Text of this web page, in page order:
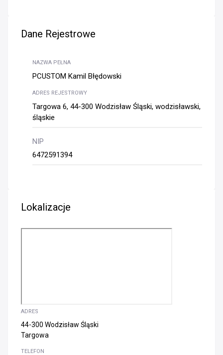
Dane Rejestrowe
NAZWA PEŁNA
PCUSTOM Kamil Błędowski
ADRES REJESTROWY
Targowa 6, 44-300 Wodzisław Śląski, wodzisławski,
śląskie
NIP
6472591394
Lokalizacje
ADRES
44-300 Wodzisław Śląski
Targowa
TELEFON